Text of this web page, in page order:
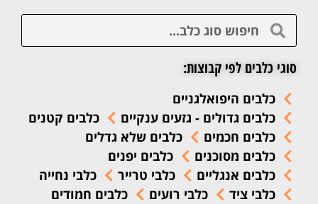
סוגי כלבים לפי קבוצות:
כלבים היפואלגניים
כלבים גדולים - גזעים ענקיים
כלבים קטנים
כלבים חכמים
כלבים שלא גדלים
כלבים מסוכנים
כלבים יפנים
כלבים אנגליים
כלבי טרייר
כלבי נחייה
כלבי ציד
כלבי רועים
כלבים חמודים